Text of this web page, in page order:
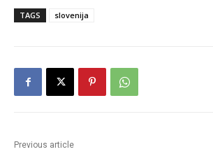
TAGS slovenija
Previous article